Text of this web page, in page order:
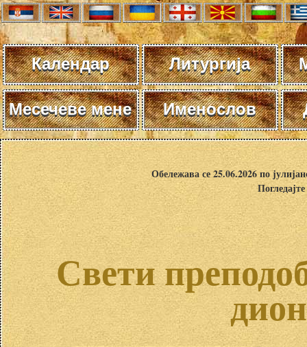
Календар Литургија
Месечеве мене Именослов
Обележава се 25.06.2026 по
Свети